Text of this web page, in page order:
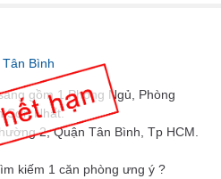
Bình
gồm 1 Phòng Ngủ, Phòng
Sơn Nhất.
2, Quận Tân Bình, Tp HCM.
kiếm 1 căn phòng ưng ý ?